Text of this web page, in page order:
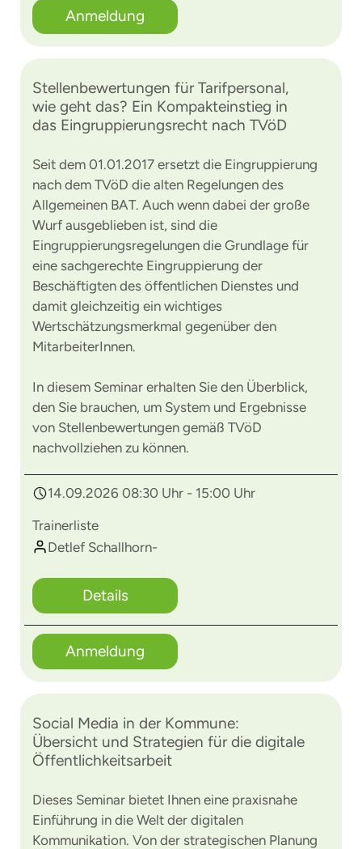
Anmeldung
Stellenbewertungen für Tarifpersonal,
wie geht das? Ein Kompakteinstieg in
das Eingruppierungsrecht nach TVöD
Seit dem 01.01.2017 ersetzt die Eingruppierung
nach dem TVöD die alten Regelungen des
Allgemeinen BAT. Auch wenn dabei der große
Wurf ausgeblieben ist, sind die
Eingruppierungsregelungen die Grundlage für
eine sachgerechte Eingruppierung der
Beschäftigten des öffentlichen Dienstes und
damit gleichzeitig ein wichtiges
Wertschätzungsmerkmal gegenüber den
MitarbeiterInnen.
In diesem Seminar erhalten Sie den Überblick,
den Sie brauchen, um System und Ergebnisse
von Stellenbewertungen gemäß TVöD
nachvollziehen zu können.
14.09.2026 08:30 Uhr - 15:00 Uhr
Trainerliste
Detlef Schallhorn-
Details
Anmeldung
Social Media in der Kommune:
Übersicht und Strategien für die digitale
Öffentlichkeitsarbeit
Dieses Seminar bietet Ihnen eine praxisnahe
Einführung in die Welt der digitalen
Kommunikation. Von der strategischen Planung